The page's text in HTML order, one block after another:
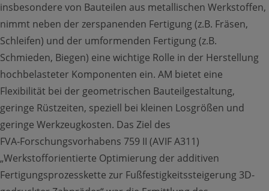
insbesondere von Bauteilen aus metallischen Werkstoffen,
nimmt neben der zerspanenden Fertigung (z.B. Fräsen,
Schleifen) und der umformenden Fertigung (z.B.
Schmieden, Biegen) eine wichtige Rolle in der Herstellung
hochbelasteter Komponenten ein. AM bietet eine
Flexibilität bei der geometrischen Bauteilgestaltung,
geringe Rüstzeiten, speziell bei kleinen Losgrößen und
geringe Werkzeugkosten. Das Ziel des
FVA‑Forschungsvorhabens 759 II (AVIF A311)
„Werkstofforientierte Optimierung der additiven
Fertigungsprozesskette zur Fußfestigkeitssteigerung 3D-
Mitglieder
Toggle Submenu
Karte
Forschungspartner
Fördergeber
Partner